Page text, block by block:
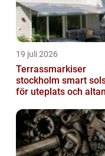
19 juli 2026
Terrassmarkiser
stockholm smart solskydd
för uteplats och altan